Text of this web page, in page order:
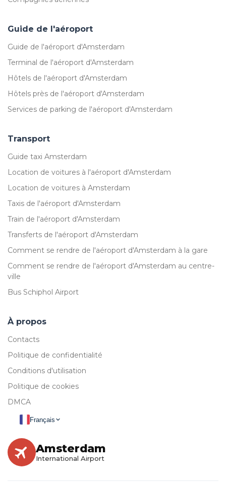
Guide de l'aéroport
Guide de l'aéroport d'Amsterdam
Terminal de l'aéroport d'Amsterdam
Hôtels de l'aéroport d'Amsterdam
Hôtels près de l'aéroport d'Amsterdam
Services de parking de l'aéroport d'Amsterdam
Transport
Guide taxi Amsterdam
Location de voitures à l'aéroport d'Amsterdam
Location de voitures à Amsterdam
Taxis de l'aéroport d'Amsterdam
Train de l'aéroport d'Amsterdam
Transferts de l'aéroport d'Amsterdam
Comment se rendre de l'aéroport d'Amsterdam à la gare
Comment se rendre de l'aéroport d'Amsterdam au centre-
ville
Bus Schiphol Airport
À propos
Contacts
Politique de confidentialité
Conditions d'utilisation
Politique de cookies
DMCA
Français
Amsterdam
International Airport